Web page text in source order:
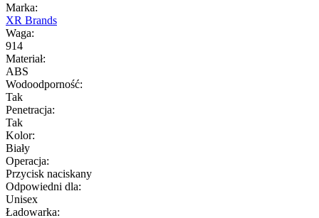
Marka:
XR Brands
Waga:
914
Materiał:
ABS
Wodoodporność:
Tak
Penetracja:
Tak
Kolor:
Biały
Operacja:
Przycisk naciskany
Odpowiedni dla:
Unisex
Ładowarka: